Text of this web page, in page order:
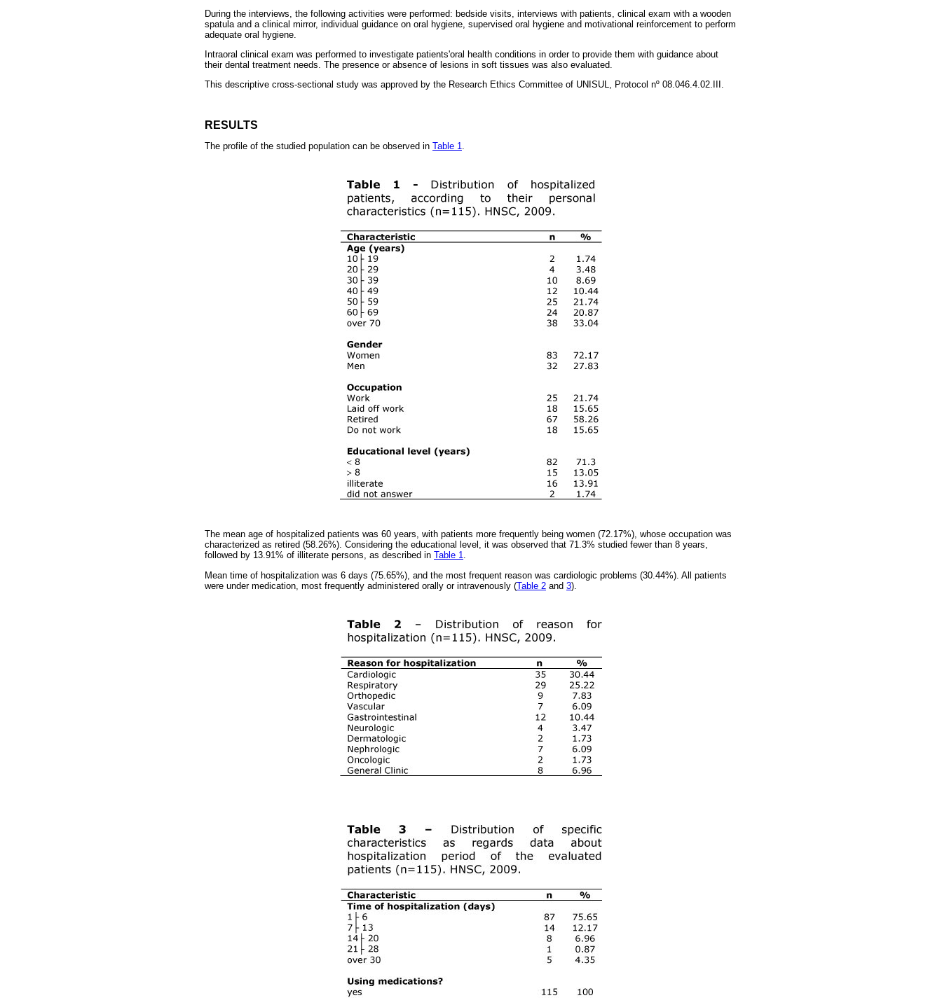
During the interviews, the following activities were performed: bedside visits, interviews with patients, clinical exam with a wooden
spatula and a clinical mirror, individual guidance on oral hygiene, supervised oral hygiene and motivational reinforcement to perform
adequate oral hygiene.
Intraoral clinical exam was performed to investigate patients'oral health conditions in order to provide them with guidance about
their dental treatment needs. The presence or absence of lesions in soft tissues was also evaluated.
This descriptive cross-sectional study was approved by the Research Ethics Committee of UNISUL, Protocol nº 08.046.4.02.III.
RESULTS
The profile of the studied population can be observed in Table 1
The mean age of hospitalized patients was 60 years, with patients more frequently being women (72.17%), whose occupation was
characterized as retired (58.26%). Considering the educational level, it was observed that 71.3% studied fewer than 8 years,
followed by 13.91% of illiterate persons, as described in Table 1.
Mean time of hospitalization was 6 days (75.65%), and the most frequent reason was cardiologic problems (30.44%). All patients
were under medication, most frequently administered orally or intravenously (Table 2 and 3).